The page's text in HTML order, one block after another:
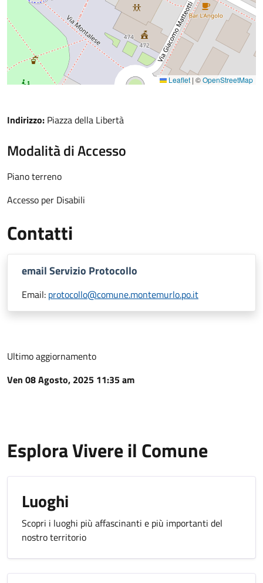
Leaflet | ©OpenStreetMap
Indirizzo: Piazza della Libertà
Modalità di Accesso
Piano terreno
Accesso per Disabili
Contatti
email Servizio Protocollo
Email: protocollo@comune.montemurlo.po.it
Ultimo aggiornamento
Ven 08 Agosto, 2025 11:35 am
Esplora Vivere il Comune
Luoghi
Scopri i luoghi più affascinanti e più importanti del
nostro territorio